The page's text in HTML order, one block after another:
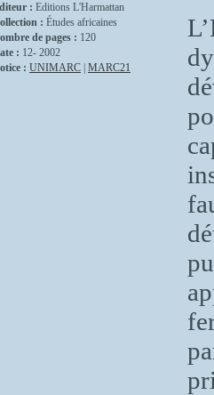
: Editions L'Harmattan
: Études africaines
de pages : 120
: 12- 2002
: UNIMARC MARC21